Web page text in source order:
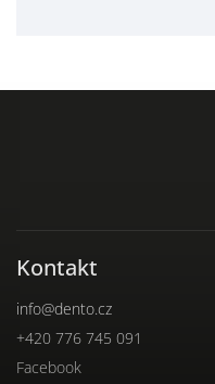
Kontakt
info@dento.cz
+420 776 745 091
Facebook